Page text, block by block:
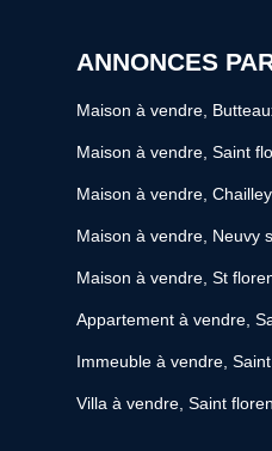
ANNONCES
Maison à vendre,
Maison à vendre, Saint
Maison à vendre, Chailley
Maison à vendre, Neuvy
Maison à vendre, St
Appartement à vendre,
Immeuble à vendre,
Villa à vendre, Saint